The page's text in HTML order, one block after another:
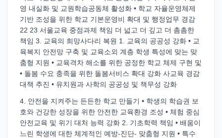
영 내실화 및 교원학습공동체 활성화 • 학교 자율운영체제
기반 조성을 위한 학교 기본운영비 확대 및 행정업무 경감
22 23 서울교육 중점과제 책임 더 넓고 더 깊고 더 촘촘한
책임 3. 교육의 희망사다리 복원 1. 교육의 공공성 강화 • 교
육복지 안전망 구축 및 교육소외 계층 학생 특성에 맞는 맞
춤형 지원 • 교육격차 해소를 위한 공정한 학교 체제 구현 및
• 돌봄 수요 충족을 위한 돌봄서비스 확대 강화 사교육 경감
대책 추진 • 유치원과 사학의 공공성 및 책무성 강화
4. 안전을 지켜주는 든든한 학교 만들기 • 학생의 학습권 보
호와 건강한 성장을 위한 안전한 교육환경 조성 • 체험 중심
안전교육 및 위기 대처 능력 강화 2. 기초학력 책임 • 배움이
느린 학생에 대한 체계적인 예방-진단- 맞춤형 지원 • 특수